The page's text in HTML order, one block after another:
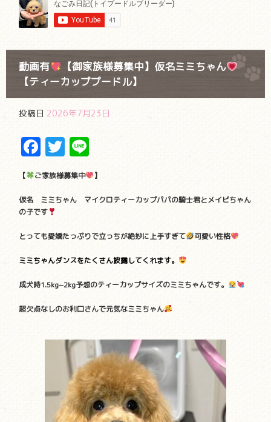
動画有
【御家族様募集中】仮名ミミちゃん
【ティーカッププードル】
投稿日 2026年7月23日
Facebook
Twitter
【 ご家族様募集中 】
仮名 ミミちゃん マイクロティーカップパパの騎士君とメイビちゃん
の子です
とっても愛嬌たっぷりで立っちが絶妙に上手すぎて 可愛い性格
ミミちゃんダンスをたくさん披露してくれます。
成犬時1.5kg~2kg予想のティーカップサイズのミミちゃんです。
超欠点なしのお利口さんで元気なミミちゃん